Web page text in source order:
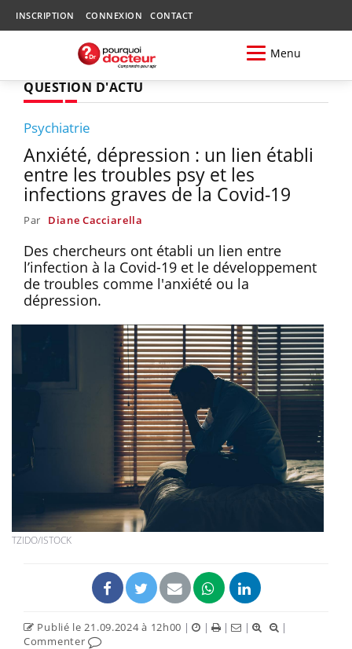
INSCRIPTION CONNEXION CONTACT
Menu
QUESTION D'ACTU
Psychiatrie
Anxiété, dépression : un lien établi
entre les troubles psy et les
infections graves de la Covid-19
Par Diane Cacciarella
Des chercheurs ont établi un lien entre
l’infection à la Covid-19 et le développement
de troubles comme l'anxiété ou la
dépression.
TZIDO/ISTOCK
Publié le 21.09.2024 à 12h00 | | | |
|
Commenter